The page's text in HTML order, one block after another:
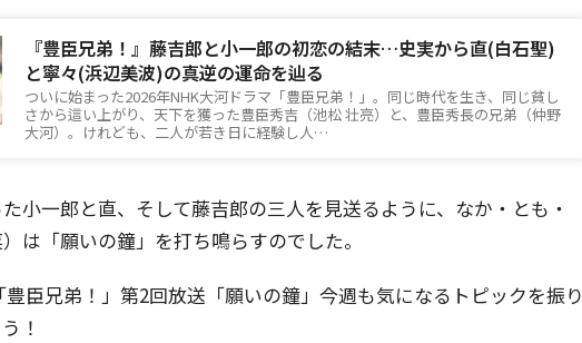
『豊臣兄弟！』藤吉郎と小一郎の初恋の結末…史実から直(白石聖)
と寧々(浜辺美波)の真逆の運命を辿る
ついに始まった2026年NHK大河ドラマ「豊臣兄弟！」。同じ時代を生き、同じ貧し
さから這い上がり、天下を獲った豊臣秀吉（池松 壮亮）と、豊臣秀長の兄弟（仲野
大河）。けれども、二人が若き日に経験し人…
小一郎と直、そして藤吉郎の三人を見送るように、なか・とも・
は「願いの鐘」を打ち鳴らすのでした。
臣兄弟！」第2回放送「願いの鐘」今週も気になるトピックを振り
！